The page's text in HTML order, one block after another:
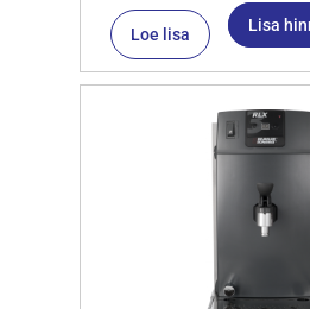
Loe lisa Lisa